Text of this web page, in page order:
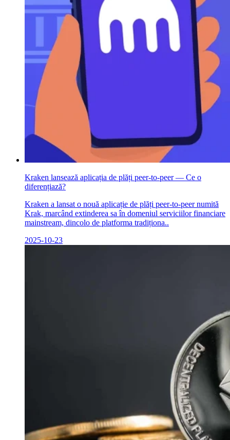
Kraken lansează aplicația de plăți peer-to-peer — Ce o
diferențiază?
Kraken a lansat o nouă aplicație de plăți peer-to-peer numită
Krak, marcând extinderea sa în domeniul serviciilor financiare
mainstream, dincolo de platforma tradiționa..
2025-10-23